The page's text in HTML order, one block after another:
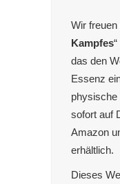
Wir freuen
Kampfes
das den
Essenz
physische
sofort auf
Amazon
erhältlich.
Dieses